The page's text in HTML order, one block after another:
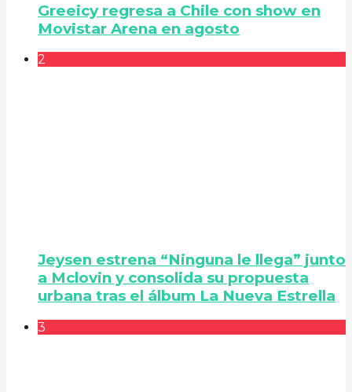
Greeicy regresa a Chile con show en
Movistar Arena en agosto
2
Jeysen estrena “Ninguna le llega” junto
a Mclovin y consolida su propuesta
urbana tras el álbum La Nueva Estrella
3